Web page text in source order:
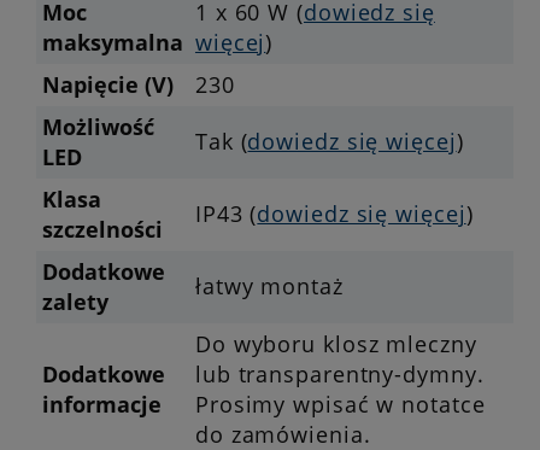
Moc
maksymalna
1 x 60 W (dowiedz się
więcej)
Napięcie (V)
230
Możliwość
LED
Tak (dowiedz się więcej)
Klasa
szczelności
IP43 (dowiedz się więcej)
Dodatkowe
zalety
łatwy montaż
Dodatkowe
informacje
Do wyboru klosz mleczny
lub transparentny-dymny.
Prosimy wpisać w notatce
do zamówienia.